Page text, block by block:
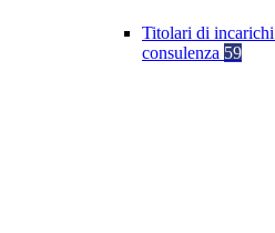
Titolari di
consulenza 59